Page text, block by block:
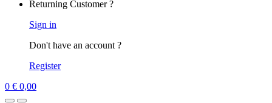
Returning Customer ?
Sign in
Don't have an account ?
Register
0 € 0,00